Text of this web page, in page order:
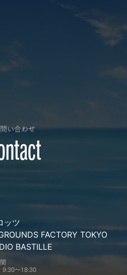
い合わせ
ッツ
FACTORY TOKYO
BASTILLE
9:30〜18:30